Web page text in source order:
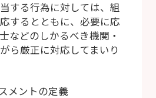
する行為に対しては、組
するとともに、必要に応
などのしかるべき機関・
ら厳正に対応してまいり
メントの定義